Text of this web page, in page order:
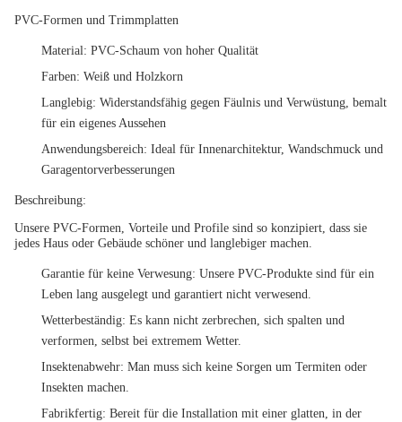
PVC-Formen und Trimmplatten
Material: PVC-Schaum von hoher Qualität
Farben: Weiß und Holzkorn
Langlebig: Widerstandsfähig gegen Fäulnis und Verwüstung, bemalt
für ein eigenes Aussehen
Anwendungsbereich: Ideal für Innenarchitektur, Wandschmuck und
Garagentorverbesserungen
Beschreibung:
Unsere PVC-Formen, Vorteile und Profile sind so konzipiert, dass sie
jedes Haus oder Gebäude schöner und langlebiger machen.
Garantie für keine Verwesung: Unsere PVC-Produkte sind für ein
Leben lang ausgelegt und garantiert nicht verwesend.
Wetterbeständig: Es kann nicht zerbrechen, sich spalten und
verformen, selbst bei extremem Wetter.
Insektenabwehr: Man muss sich keine Sorgen um Termiten oder
Insekten machen.
Fabrikfertig: Bereit für die Installation mit einer glatten, in der